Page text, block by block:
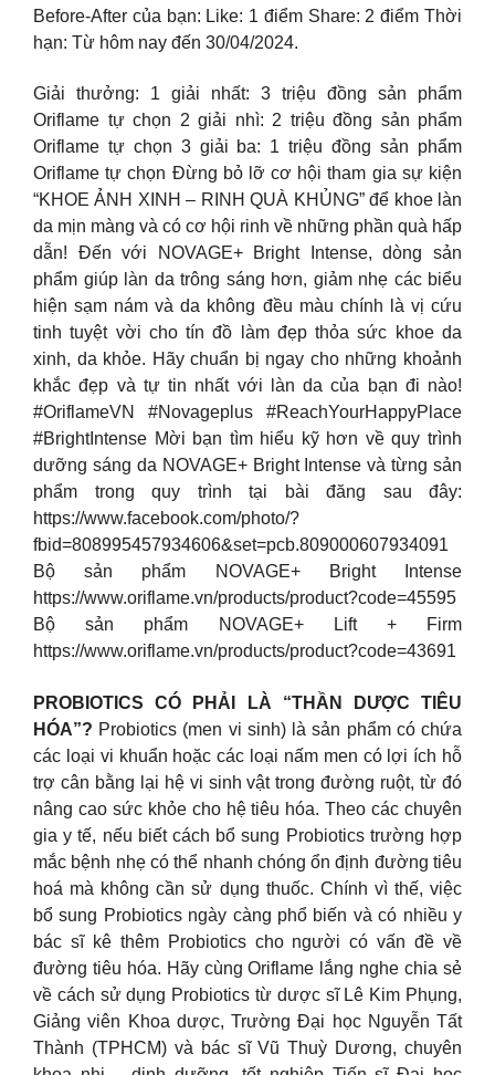
Before-After của bạn: Like: 1 điểm Share: 2 điểm Thời
hạn: Từ hôm nay đến 30/04/2024.
Giải thưởng: 1 giải nhất: 3 triệu đồng sản phẩm
Oriflame tự chọn 2 giải nhì: 2 triệu đồng sản phẩm
Oriflame tự chọn 3 giải ba: 1 triệu đồng sản phẩm
Oriflame tự chọn Đừng bỏ lỡ cơ hội tham gia sự kiện
“KHOE ẢNH XINH – RINH QUÀ KHỦNG” để khoe làn
da mịn màng và có cơ hội rinh về những phần quà hấp
dẫn! Đến với NOVAGE+ Bright Intense, dòng sản
phẩm giúp làn da trông sáng hơn, giảm nhẹ các biểu
hiện sạm nám và da không đều màu chính là vị cứu
tinh tuyệt vời cho tín đồ làm đẹp thỏa sức khoe da
xinh, da khỏe. Hãy chuẩn bị ngay cho những khoảnh
khắc đẹp và tự tin nhất với làn da của bạn đi nào!
#OriflameVN #Novageplus #ReachYourHappyPlace
#BrightIntense Mời bạn tìm hiểu kỹ hơn về quy trình
dưỡng sáng da NOVAGE+ Bright Intense và từng sản
phẩm trong quy trình tại bài đăng sau đây:
https://www.facebook.com/photo/?
fbid=808995457934606&set=pcb.809000607934091
Bộ sản phẩm NOVAGE+ Bright Intense
https://www.oriflame.vn/products/product?code=45595
Bộ sản phẩm NOVAGE+ Lift + Firm
https://www.oriflame.vn/products/product?code=43691
PROBIOTICS CÓ PHẢI LÀ “THẦN DƯỢC TIÊU
HÓA”? Probiotics (men vi sinh) là sản phẩm có chứa
các loại vi khuẩn hoặc các loại nấm men có lợi ích hỗ
trợ cân bằng lại hệ vi sinh vật trong đường ruột, từ đó
nâng cao sức khỏe cho hệ tiêu hóa. Theo các chuyên
gia y tế, nếu biết cách bổ sung Probiotics trường hợp
mắc bệnh nhẹ có thể nhanh chóng ổn định đường tiêu
hoá mà không cần sử dụng thuốc. Chính vì thế, việc
bổ sung Probiotics ngày càng phổ biến và có nhiều y
bác sĩ kê thêm Probiotics cho người có vấn đề về
đường tiêu hóa. Hãy cùng Oriflame lắng nghe chia sẻ
về cách sử dụng Probiotics từ dược sĩ Lê Kim Phụng,
Giảng viên Khoa dược, Trường Đại học Nguyễn Tất
Thành (TPHCM) và bác sĩ Vũ Thuỳ Dương, chuyên